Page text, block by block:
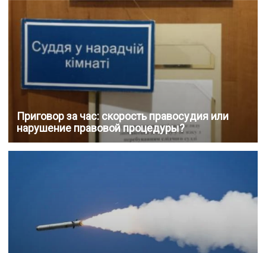
Приговор за час: скорость правосудия или
нарушение правовой процедуры?